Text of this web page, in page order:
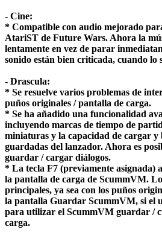
- Cine:
* Compatible con audio mejorado
AtariST de Future Wars. Ahora la
lentamente en vez de parar
sonido están bien criticada, cuando lo
- Drascula:
* Se resuelve varios problemas de
puños originales / pantalla de carga.
* Se ha añadido una funcionalidad
incluyendo marcas de tiempo de
miniaturas y la capacidad de cargar
guardadas del lanzador. Ahora es
guardar / cargar diálogos.
* La tecla F7 (previamente asignada)
la pantalla de carga de ScummVM.
principales, ya sea con los puños
la pantalla Guardar ScummVM, si el
para utilizar el ScummVM guardar /
carga.